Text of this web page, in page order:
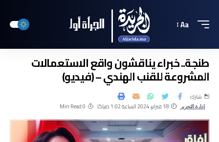
Aa
طنجة.. خبراء يناقشون واقع الاستعمالات
المشروعة للقنب الهندي – (فيديو)
إدارة التحرير 18 فبراير، 2024 الساعة 1:02 صباحًا 0 Min Read
شارك